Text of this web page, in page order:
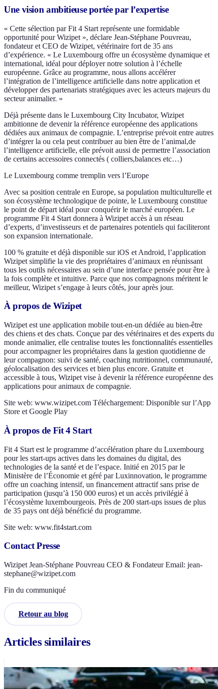
Une vision ambitieuse portée par l’expertise
« Cette sélection par Fit 4 Start représente une formidable
opportunité pour Wizipet », déclare Jean-Stéphane Pouvreau,
fondateur et CEO de Wizipet, vétérinaire fort de 35 ans
d’expérience. « Le Luxembourg offre un écosystème dynamique et
international, idéal pour déployer notre solution à l’échelle
européenne. Grâce au programme, nous allons accélérer
l’intégration de l’intelligence artificielle dans notre application et
développer des partenariats stratégiques avec les acteurs majeurs du
secteur animalier. »
Déjà présente dans le Luxembourg City Incubator, Wizipet
ambitionne de devenir la référence européenne des applications
dédiées aux animaux de compagnie. L’entreprise prévoit entre autres
d’intégrer la ou cela peut contribuer au bien être de l’animal,de
l’intelligence artificielle, elle prévoit aussi de permettre l’association
de certains accessoires connectés ( colliers,balances etc…)
Le Luxembourg comme tremplin vers l’Europe
Avec sa position centrale en Europe, sa population multiculturelle et
son écosystème technologique de pointe, le Luxembourg constitue
le point de départ idéal pour conquérir le marché européen. Le
programme Fit 4 Start donnera à Wizipet accès à un réseau
d’experts, d’investisseurs et de partenaires potentiels qui faciliteront
son expansion internationale.
100 % gratuite et déjà disponible sur iOS et Android, l’application
Wizipet simplifie la vie des propriétaires d’animaux en réunissant
tous les outils nécessaires au sein d’une interface pensée pour être à
la fois complète et intuitive. Parce que nos compagnons méritent le
meilleur, Wizipet s’engage à leurs côtés, jour après jour.
À propos de Wizipet
Wizipet est une application mobile tout-en-un dédiée au bien-être
des chiens et des chats. Conçue par des vétérinaires et des experts du
monde animalier, elle centralise toutes les fonctionnalités essentielles
pour accompagner les propriétaires dans la gestion quotidienne de
leur compagnon: suivi de santé, coaching nutritionnel, communauté,
géolocalisation des services et bien plus encore. Gratuite et
accessible à tous, Wizipet vise à devenir la référence européenne des
applications pour animaux de compagnie.
Site web: www.wizipet.com Téléchargement: Disponible sur l’App
Store et Google Play
À propos de Fit 4 Start
Fit 4 Start est le programme d’accélération phare du Luxembourg
pour les start-ups actives dans les domaines du digital, des
technologies de la santé et de l’espace. Initié en 2015 par le
Ministère de l’Économie et géré par Luxinnovation, le programme
offre un coaching intensif, un financement attractif sans prise de
participation (jusqu’à 150 000 euros) et un accès privilégié à
l’écosystème luxembourgeois. Près de 200 start-ups issues de plus
de 35 pays ont déjà bénéficié du programme.
Site web: www.fit4start.com
Contact Presse
Wizipet Jean-Stéphane Pouvreau CEO & Fondateur Email: jean-
stephane@wizipet.com
Fin du communiqué
Retour au blog
Articles similaires